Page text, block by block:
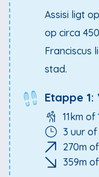
ervaren.
stadje fraai
wordt door de
Wij bieden de
verschillende
variant van Assisi
Assisi ligt
op circa
Franciscus
stad.
Etappe
11km of
3 uur
270m
359m